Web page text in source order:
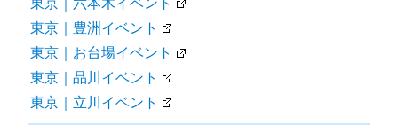
東京｜六本木イベント
東京｜豊洲イベント
東京｜お台場イベント
東京｜品川イベント
東京｜立川イベント